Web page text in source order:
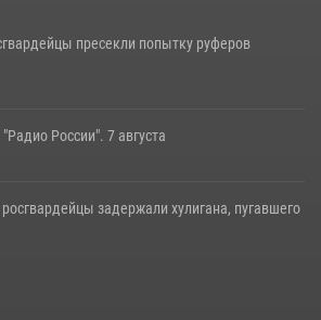
пресекли попытку руферов
России". 7 августа
задержали хулигана, пугавшего